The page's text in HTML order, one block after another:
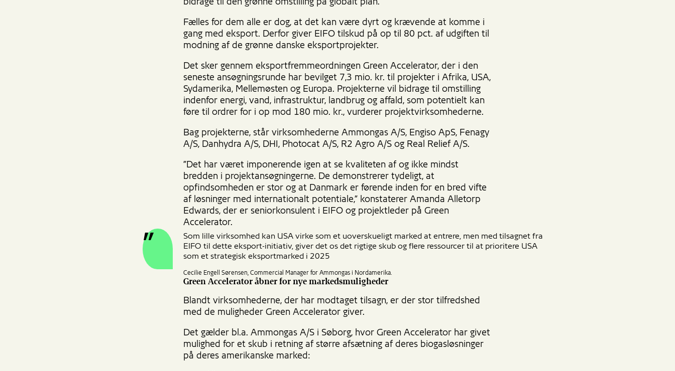
bidrage til den grønne omstilling på globalt plan.
Fælles for dem alle er dog, at det kan være dyrt og krævende at komme i
gang med eksport. Derfor giver EIFO tilskud på op til 80 pct. af udgiften til
modning af de grønne danske eksportprojekter.
Det sker gennem eksportfremmeordningen Green Accelerator, der i den
seneste ansøgningsrunde har bevilget 7,3 mio. kr. til projekter i Afrika, USA,
Sydamerika, Mellemøsten og Europa. Projekterne vil bidrage til omstilling
indenfor energi, vand, infrastruktur, landbrug og affald, som potentielt kan
føre til ordrer for i op mod 180 mio. kr., vurderer projektvirksomhederne.
Bag projekterne, står virksomhederne Ammongas A/S, Engiso ApS, Fenagy
A/S, Danhydra A/S, DHI, Photocat A/S, R2 Agro A/S og Real Relief A/S.
”Det har været imponerende igen at se kvaliteten af og ikke mindst
bredden i projektansøgningerne. De demonstrerer tydeligt, at
opfindsomheden er stor og at Danmark er førende inden for en bred vifte
af løsninger med internationalt potentiale,” konstaterer Amanda Alletorp
Edwards, der er seniorkonsulent i EIFO og projektleder på Green
Accelerator.
Som lille virksomhed kan USA virke som et uoverskueligt marked at entrere, men med tilsagnet fra
EIFO til dette eksport-initiativ, giver det os det rigtige skub og flere ressourcer til at prioritere USA
som et strategisk eksportmarked i 2025
Cecilie Engell Sørensen, Commercial Manager for Ammongas i Nordamerika.
Green Accelerator åbner for nye markedsmuligheder
Blandt virksomhederne, der har modtaget tilsagn, er der stor tilfredshed
med de muligheder Green Accelerator giver.
Det gælder bl.a. Ammongas A/S i Søborg, hvor Green Accelerator har givet
mulighed for et skub i retning af større afsætning af deres biogasløsninger
på deres amerikanske marked: